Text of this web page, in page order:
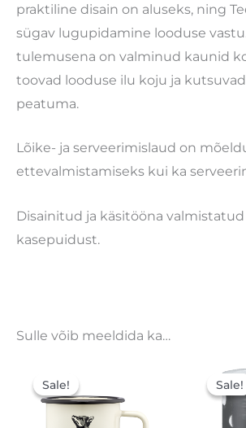
praktiline disain on aluseks, ning
sügav lugupidamine looduse
tulemusena on valminud kaunid
toovad looduse ilu koju ja
peatuma.
Lõike- ja serveerimislaud on
ettevalmistamiseks kui ka
Disainitud ja käsitööna
kasepuidust.
Sulle võib meeldida ka…
Sale!
Sale!
oli:
16,50 €.11,55 €.
Sale!
Sale!